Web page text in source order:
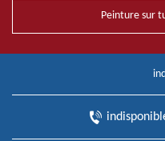
Peinture sur